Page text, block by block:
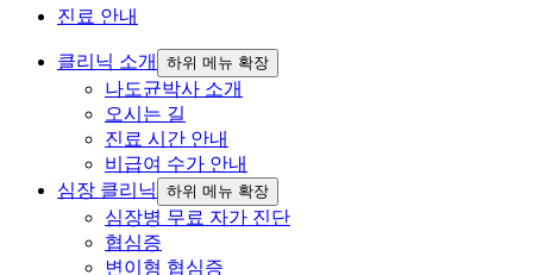
진료 안내
클리닉 소개 하위 메뉴 확장
나도균박사 소개
오시는 길
진료 시간 안내
비급여 수가 안내
심장 클리닉
하위 메뉴 확장
심장병 무료 자가 진단
협심증
변이형 협심증